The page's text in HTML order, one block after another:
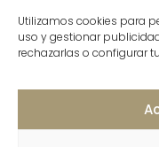
Utilizamos cookies para
uso y gestionar
rechazarlas o configurar
English
MÁS